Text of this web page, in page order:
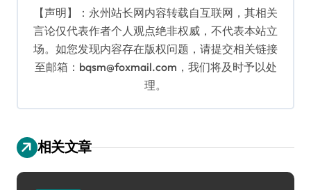
【声明】：永州站长网内容转载自互联网，其相关
言论仅代表作者个人观点绝非权威，不代表本站立
场。如您发现内容存在版权问题，请提交相关链接
至邮箱：bqsm@foxmail.com，我们将及时予以处
理。
相关文章